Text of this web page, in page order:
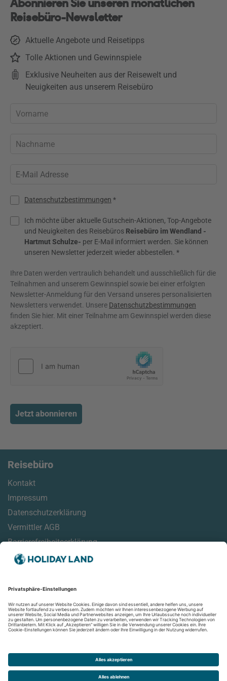
Abonnieren Sie unseren monatlichen
Reisebüro-Newsletter
Aktuelle Angebote und Reisetipps
Tolle Aktionen und Gewinnspiele
Exklusive Neuheiten aus der Reisewelt und
Neuigkeiten aus unserem Reisebüro
Datenschutzbestimmungen *
Ich möchte über aktuelle Gutschein-Aktionen, Top-Angebote
und Neuigkeiten des Reisebüros Reisebüro im Wendland -
Hartmut Schulze- per E-Mail informiert werden. Sie können
unseren Newsletter jederzeit wieder abbestellen. *
Ihre Daten werden vertraulich behandelt und ausschließlich für die
Teilnahmen and unserem Gewinnspiel sowie bei einer erfolgten
Newsletter-Anmeldung für den Versand unseres personalisierten
Newsletters verwendet. Unsere Datenschutzbestimmungen
finden Sie hier. Mit einer Teilnahme am Gewinnspiel werden diese
akzeptiert.
Jetzt abonnieren
Reisebüro
Kontakt
Impressum
Datenschutzerklärung
Vermittler AGB
Barrierefreiheitserklärung
Reisemonitor
Online Check-In Informationen
Reisehinweise
Aktuelles
Newsletter